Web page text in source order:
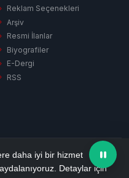
Reklam Seçenekleri
Arşiv
Resmi İlanlar
Biyografiler
E-Dergi
RSS
Çerez PolitikasıRSS
hakları saklıdır.
daha iyi bir hizmet
Detaylar için